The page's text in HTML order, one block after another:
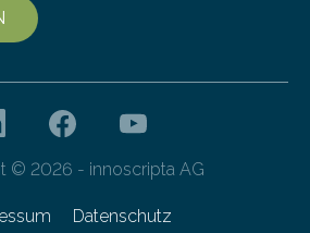
© 2026 - innoscripta AG
Datenschutz